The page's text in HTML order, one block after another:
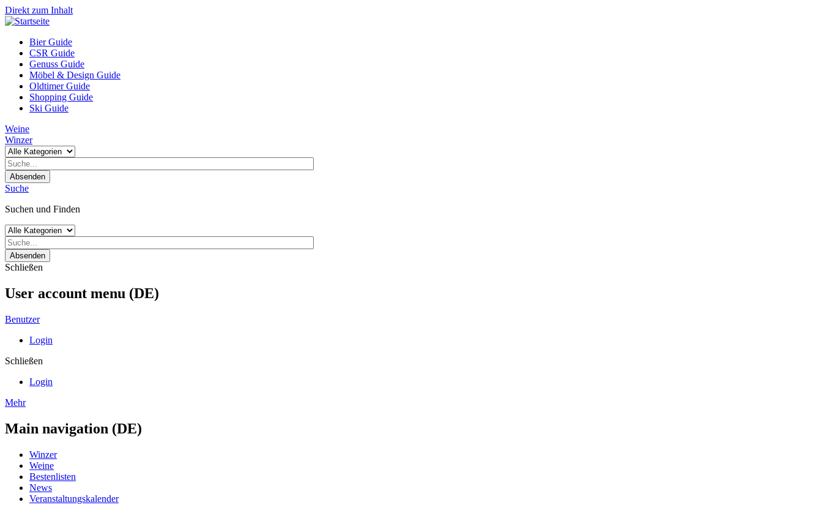
Direkt zum Inhalt
Bier Guide
CSR Guide
Genuss Guide
Möbel & Design Guide
Oldtimer Guide
Shopping Guide
Ski Guide
Weine
Winzer
Absenden
Suche
Suchen und Finden
Absenden
Schließen
User account menu (DE)
Benutzer
Login
Schließen
Login
Mehr
Main navigation (DE)
Winzer
Weine
Bestenlisten
News
Veranstaltungskalender